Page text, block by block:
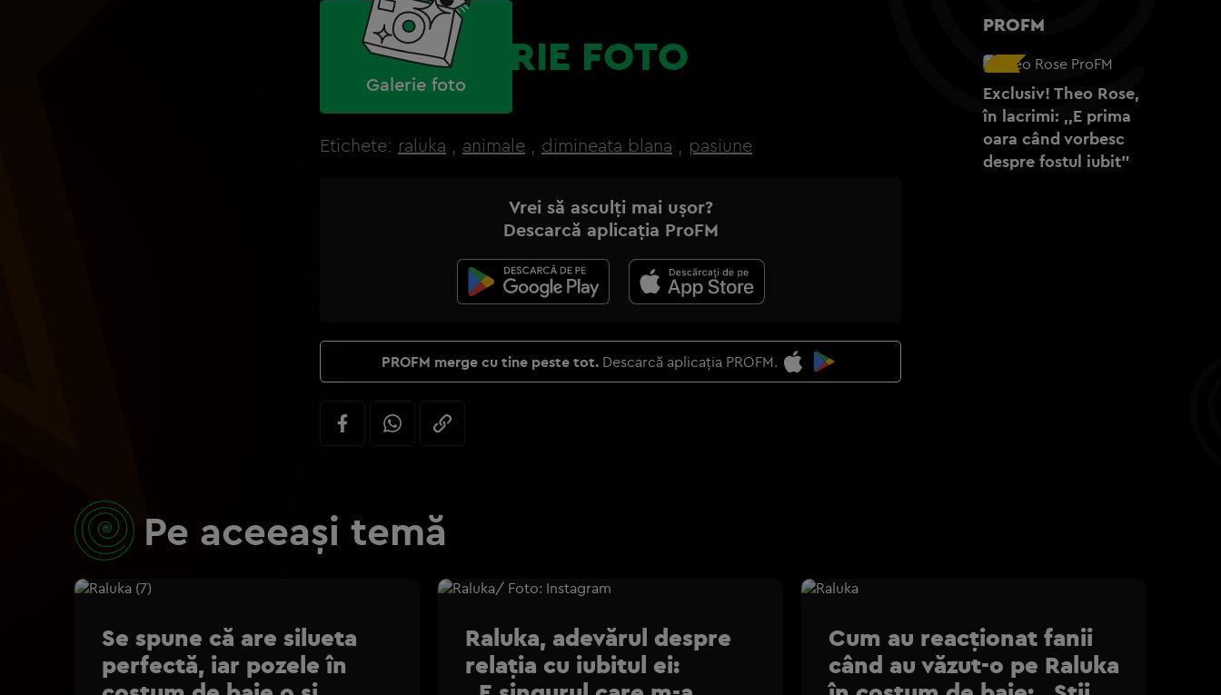
GALERIE FOTO
Galerie foto
Etichete: raluka , animale, dimineata blana , pasiune
Vrei să asculți mai ușor?
Descarcă aplicația ProFM
PROFM merge cu tine peste tot. Descarcă aplicația PROFM.
PROFM
Exclusiv! Theo Rose,
în lacrimi: ,,E prima
oara când vorbesc
despre fostul iubit”
Pe aceeași temă
Se spune că are silueta
perfectă, iar pozele în
Raluka, adevărul despre
relația cu iubitul ei:
Cum au reacționat fanii
când au văzut-o pe Raluka